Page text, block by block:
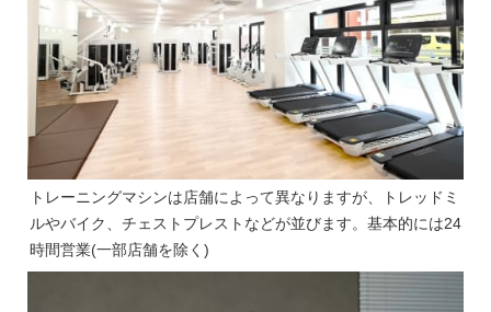
トレーニングマシンは店舗によって異なりますが、トレッドミ
ルやバイク、チェストプレストなどが並びます。基本的には24
時間営業(一部店舗を除く)